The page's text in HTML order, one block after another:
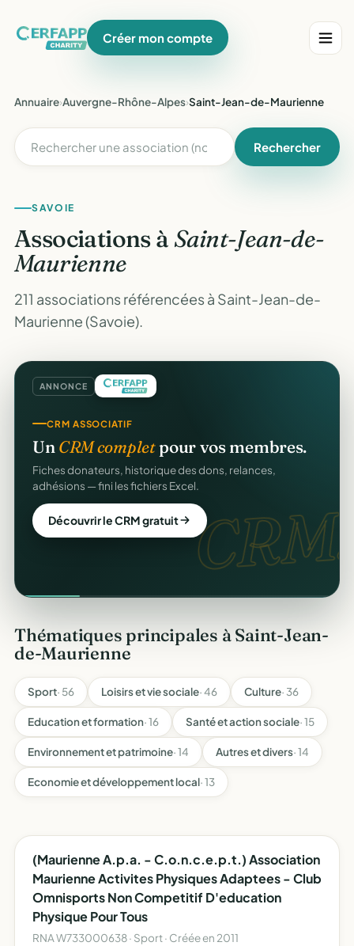
Créer mon compte
Annuaire›Auvergne-Rhône-Alpes›Saint-Jean-de-Maurienne
Rechercher
SAVOIE
Associations à Saint-Jean-de-
Maurienne
211 associations référencées à Saint-Jean-de-
Maurienne (Savoie).
ANNONCE
CRM.
CRM ASSOCIATIF
Un CRM completpour vos membres.
Fiches donateurs, historique des dons, relances,
adhésions — fini les fichiers Excel.
Découvrir le CRM gratuit
Thématiques principales à Saint-Jean-
de-Maurienne
Sport· 56 Loisirs et vie sociale· 46 Culture· 36
Education et formation· 16 Santé et action sociale· 15
Environnement et patrimoine· 14 Autres et divers· 14
Economie et développement local· 13
(Maurienne A.p.a. - C.o.n.c.e.p.t.) Association
Maurienne Activites Physiques Adaptees - Club
Omnisports Non Competitif D'education
Physique Pour Tous
RNA W733000638 · Sport · Créée en 2011